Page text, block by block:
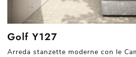
Golf Y127
Arreda stanzette moderne con le